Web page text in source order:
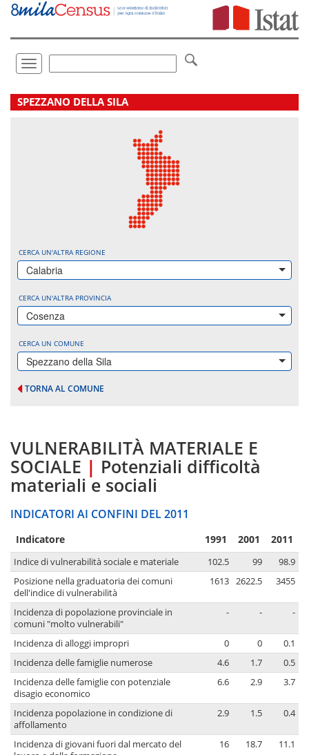
Vai
direttamente
Toggle
navigation
.
SPEZZANO DELLA SILA
CERCA UN'ALTRA REGIONE
Calabria
CERCA UN'ALTRA PROVINCIA
Cosenza
CERCA UN COMUNE
Spezzano della Sila
TORNA AL COMUNE
VULNERABILITÀ MATERIALE E
SOCIALE | Potenziali difficoltà
materiali e sociali
INDICATORI AI CONFINI DEL 2011
Indicatore 1991 2001 2011
Indice di vulnerabilità sociale e materiale 102.5 99
98.9
Posizione nella graduatoria dei comuni
dell'indice di vulnerabilità
1613 2622.5 3455
Incidenza di popolazione provinciale in
comuni "molto vulnerabili"
- - -
Incidenza di alloggi impropri 0 0
0.1
Incidenza delle famiglie numerose
4.6 1.7
0.5
Incidenza delle famiglie con potenziale
disagio economico
6.6 2.9 3.7
Incidenza popolazione in condizione di
affollamento
2.9 1.5 0.4
Incidenza di giovani fuori dal mercato del
16 18.7 11.1